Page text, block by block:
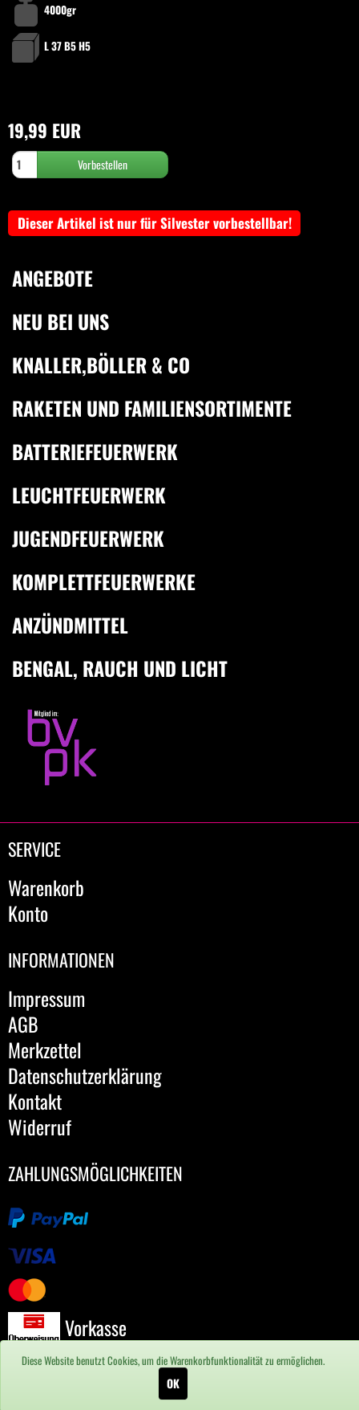
4000gr
L 37 B5 H5
19,99 EUR
Dieser Artikel ist nur für Silvester vorbestellbar!
ANGEBOTE
NEU BEI UNS
KNALLER,BÖLLER & CO
RAKETEN UND FAMILIENSORTIMENTE
BATTERIEFEUERWERK
LEUCHTFEUERWERK
JUGENDFEUERWERK
KOMPLETTFEUERWERKE
ANZÜNDMITTEL
BENGAL, RAUCH UND LICHT
SERVICE
Warenkorb
Konto
INFORMATIONEN
Impressum
AGB
Merkzettel
Datenschutzerklärung
Kontakt
Widerruf
ZAHLUNGSMÖGLICHKEITEN
Vorkasse
Diese Website benutzt Cookies, um die Warenkorbfunktionalität zu ermöglichen.
OK